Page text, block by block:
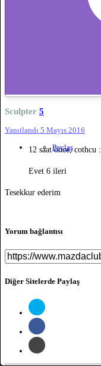
Sculpter 5
Yanıtlandı 5 Mayıs 2016
Paylaş
12 saat önce, cothcu :
Evet 6 ileri
Tesekkur ederim
Yorum bağlantısı
Diğer Sitelerde Paylaş